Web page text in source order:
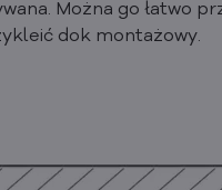
Można go łatwo
dok montażowy.